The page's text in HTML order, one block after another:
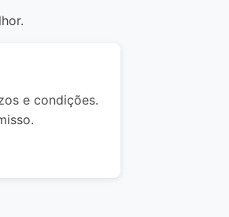
e condições.